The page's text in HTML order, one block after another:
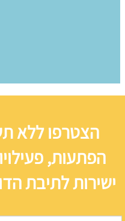
הצטרפו ללא
הפתעות,
ישירות לתיבת